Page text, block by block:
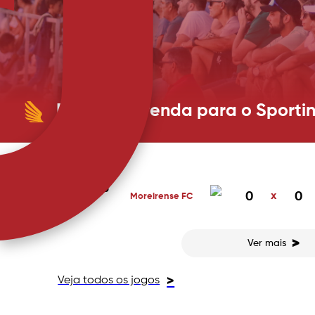
Bilhetes à venda para o
Preços entre 8 e 15 euros. Lugares anuais ainda
Sporting CP B - estarão à disposição na Loja AFS
custam 8 e 15 euros, de acordo com a localização,
PRÓXIMO JOGO
16 MAI 2026
Moreirense FC 0 x 0
Ver mais >
Veja todos os jogos >